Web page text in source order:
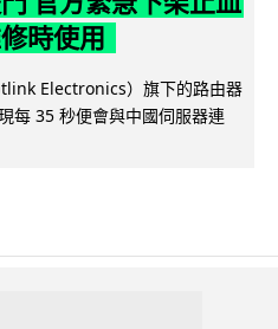
時使用
Electronics）旗下的路由器
每 35 秒便會與中國伺服器連